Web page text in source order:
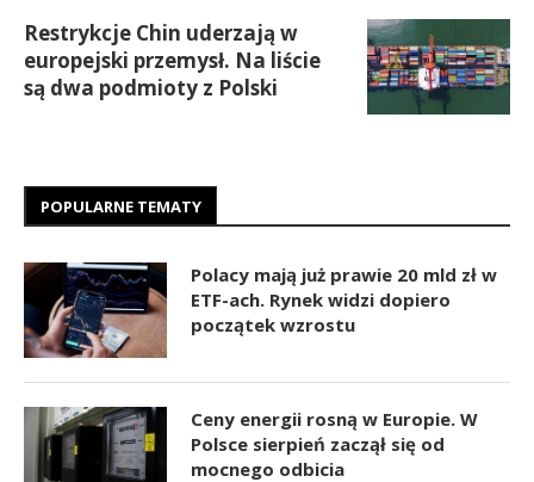
Restrykcje Chin uderzają w
europejski przemysł. Na liście
są dwa podmioty z Polski
POPULARNE TEMATY
Polacy mają już prawie 20 mld zł w
ETF-ach. Rynek widzi dopiero
początek wzrostu
Ceny energii rosną w Europie. W
Polsce sierpień zaczął się od
mocnego odbicia